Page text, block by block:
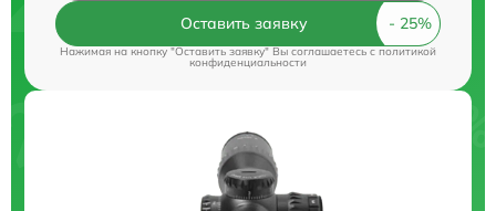
Оставить заявку
Нажимая на кнопку "Оставить заявку" Вы соглашаетесь cполитикой
конфиденциальности